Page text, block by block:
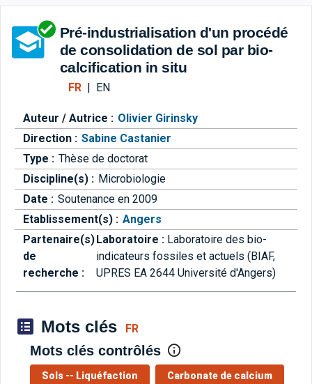
Aller directement à la barre
Pré-industrialisation d'un procédé
de consolidation de sol par bio-
calcification in situ
FR| EN
Auteur / Autrice : Olivier Girinsky
Direction : Sabine Castanier
Type : Thèse de doctorat
Discipline(s) : Microbiologie
Date : Soutenance en 2009
Etablissement(s) : Angers
Partenaire(s)
de
recherche :
Laboratoire : Laboratoire des bio-
indicateurs fossiles et actuels (BIAF,
UPRES EA 2644 Université d'Angers)
Mots clés FR
Mots clés contrôlés
Sols -- Liquéfaction Carbonate de calcium